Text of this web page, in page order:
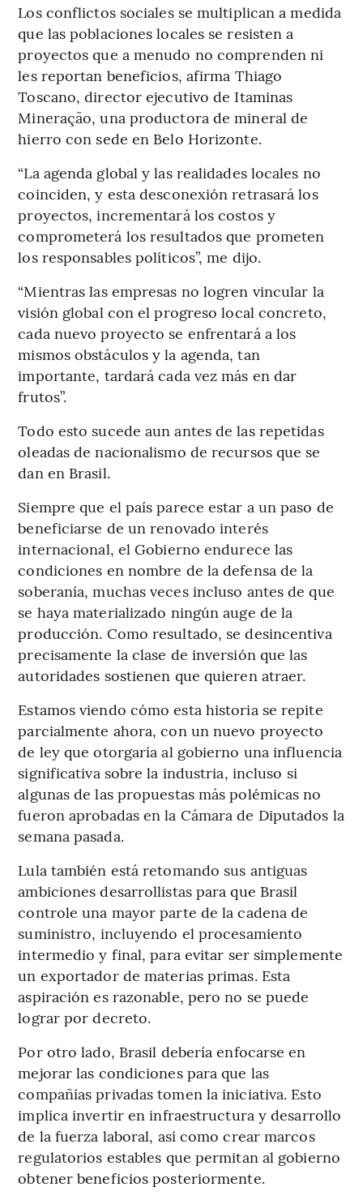
Los conflictos sociales se multiplican a medida
que las poblaciones locales se resisten a
proyectos que a menudo no comprenden ni
les reportan beneficios, afirma Thiago
Toscano, director ejecutivo de Itaminas
Mineração, una productora de mineral de
hierro con sede en Belo Horizonte.
“La agenda global y las realidades locales no
coinciden, y esta desconexión retrasará los
proyectos, incrementará los costos y
comprometerá los resultados que prometen
los responsables políticos”, me dijo.
“Mientras las empresas no logren vincular la
visión global con el progreso local concreto,
cada nuevo proyecto se enfrentará a los
mismos obstáculos y la agenda, tan
importante, tardará cada vez más en dar
frutos”.
Todo esto sucede aun antes de las repetidas
oleadas de nacionalismo de recursos que se
dan en Brasil.
Siempre que el país parece estar a un paso de
beneficiarse de un renovado interés
internacional, el Gobierno endurece las
condiciones en nombre de la defensa de la
soberanía, muchas veces incluso antes de que
se haya materializado ningún auge de la
producción. Como resultado, se desincentiva
precisamente la clase de inversión que las
autoridades sostienen que quieren atraer.
Estamos viendo cómo esta historia se repite
parcialmente ahora, con un nuevo proyecto
de ley que otorgaría al gobierno una influencia
significativa sobre la industria, incluso si
algunas de las propuestas más polémicas no
fueron aprobadas en la Cámara de Diputados la
semana pasada.
Lula también está retomando sus antiguas
ambiciones desarrollistas para que Brasil
controle una mayor parte de la cadena de
suministro, incluyendo el procesamiento
intermedio y final, para evitar ser simplemente
un exportador de materias primas. Esta
aspiración es razonable, pero no se puede
lograr por decreto.
Por otro lado, Brasil debería enfocarse en
mejorar las condiciones para que las
compañías privadas tomen la iniciativa. Esto
implica invertir en infraestructura y desarrollo
de la fuerza laboral, así como crear marcos
regulatorios estables que permitan al gobierno
obtener beneficios posteriormente.